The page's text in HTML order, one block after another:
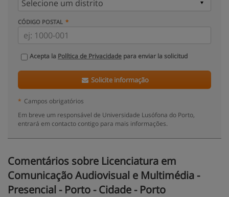
CÓDIGO POSTAL
Acepta la Política de Privacidade para enviar la solicitud
Solicite informação
* Campos obrigatórios
Em breve um responsável de Universidade Lusófona do Porto,
entrará em contacto contigo para mais informações.
Comentários sobre Licenciatura em
Comunicação Audiovisual e Multimédia -
Presencial - Porto - Cidade - Porto